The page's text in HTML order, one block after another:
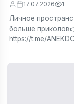
17.07.2026 1
Личное
больше
https://t.me/